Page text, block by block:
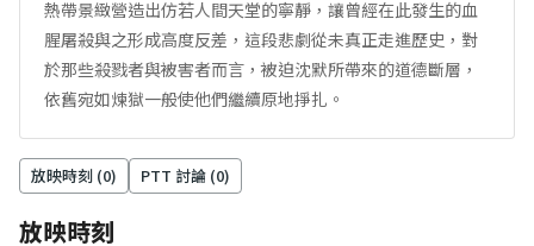
熱帶景緻營造出仿若人間天堂的寧靜，讓曾經在此發生的血
腥屠殺與之形成高度反差，這段悲劇從未真正走進歷史，對
於那些殺戮者與被害者而言，被迫沈默所帶來的道德斷層，
依舊宛如煉獄一般使他們繼續原地掙扎。
放映時刻 (0) PTT 討論 (0)
放映時刻